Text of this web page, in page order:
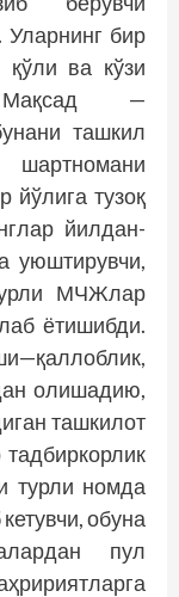
Уларнинг бир
қўли ва кўзи
Мақсад —
ташкил
йўлига тузоқ
йилдан-
уюштирувчи,
МЧЖлар
ётишибди.
олишадию,
ташкилот
турли номда
обуна
пул